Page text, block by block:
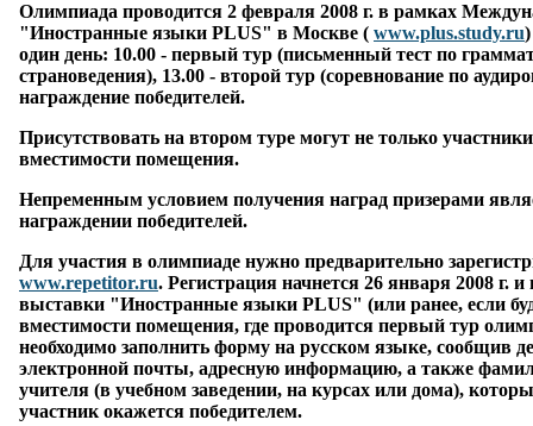
Олимпиада проводится 2 февраля 2008 г. в рамках
"Иностранные языки PLUS" в Москве ( www.plus.study.ru
один день: 10.00 - первый тур (письменный тест по
страноведения), 13.00 - второй тур (соревнование по
награждение победителей.
Присутствовать на втором туре могут не только
вместимости помещения.
Непременным условием получения наград призерами
награждении победителей.
Для участия в олимпиаде нужно предварительно
www.repetitor.ru. Регистрация начнется 26 января 2008 г. и
выставки "Иностранные языки PLUS" (или ранее, если
вместимости помещения, где проводится первый тур
необходимо заполнить форму на русском языке, сообщив
электронной почты, адресную информацию, а также
учителя (в учебном заведении, на курсах или дома),
участник окажется победителем.